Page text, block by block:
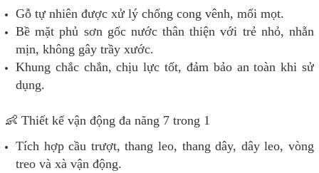
Gỗ tự nhiên được xử lý chống cong vênh, mối mọt.
Bề mặt phủ sơn gốc nước thân thiện với trẻ nhỏ, nhẵn
mịn, không gây trầy xước.
Khung chắc chắn, chịu lực tốt, đảm bảo an toàn khi sử
dụng.
👶 Thiết kế vận động đa năng 7 trong 1
Tích hợp cầu trượt, thang leo, thang dây, dây leo, vòng
treo và xà vận động.